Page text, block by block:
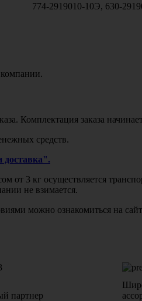
774-2919010-10Э, 630-
Комплектация заказа
средств.
доставка".
от 3 кг осуществляется
не взимается.
можно ознакомиться на
партнер